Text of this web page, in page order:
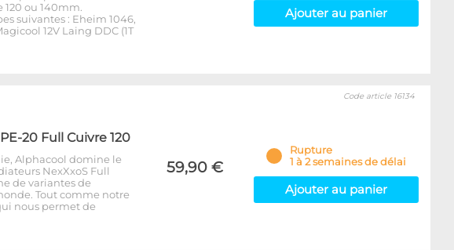
ou 140mm.
suivantes : Eheim 1046,
12V Laing DDC (1T
Ajouter au panier
20 Full Cuivre 120
Alphacool domine le
NexXxoS Full
de variantes de
Tout comme notre
nous permet de
59,90 €
Code article 16134
Rupture
1 à 2 semaines de délai
Ajouter au panier